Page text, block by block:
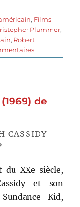
, Films
Plummer,
, Robert
sur
Daisy
Robert
de
CASSIDY
du XXe siècle,
et son
Kid,